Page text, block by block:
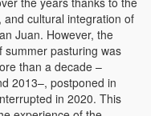
and cultural integration of
Juan. However, the
summer pasturing was
than a decade –
2013–, postponed in
in 2020. This